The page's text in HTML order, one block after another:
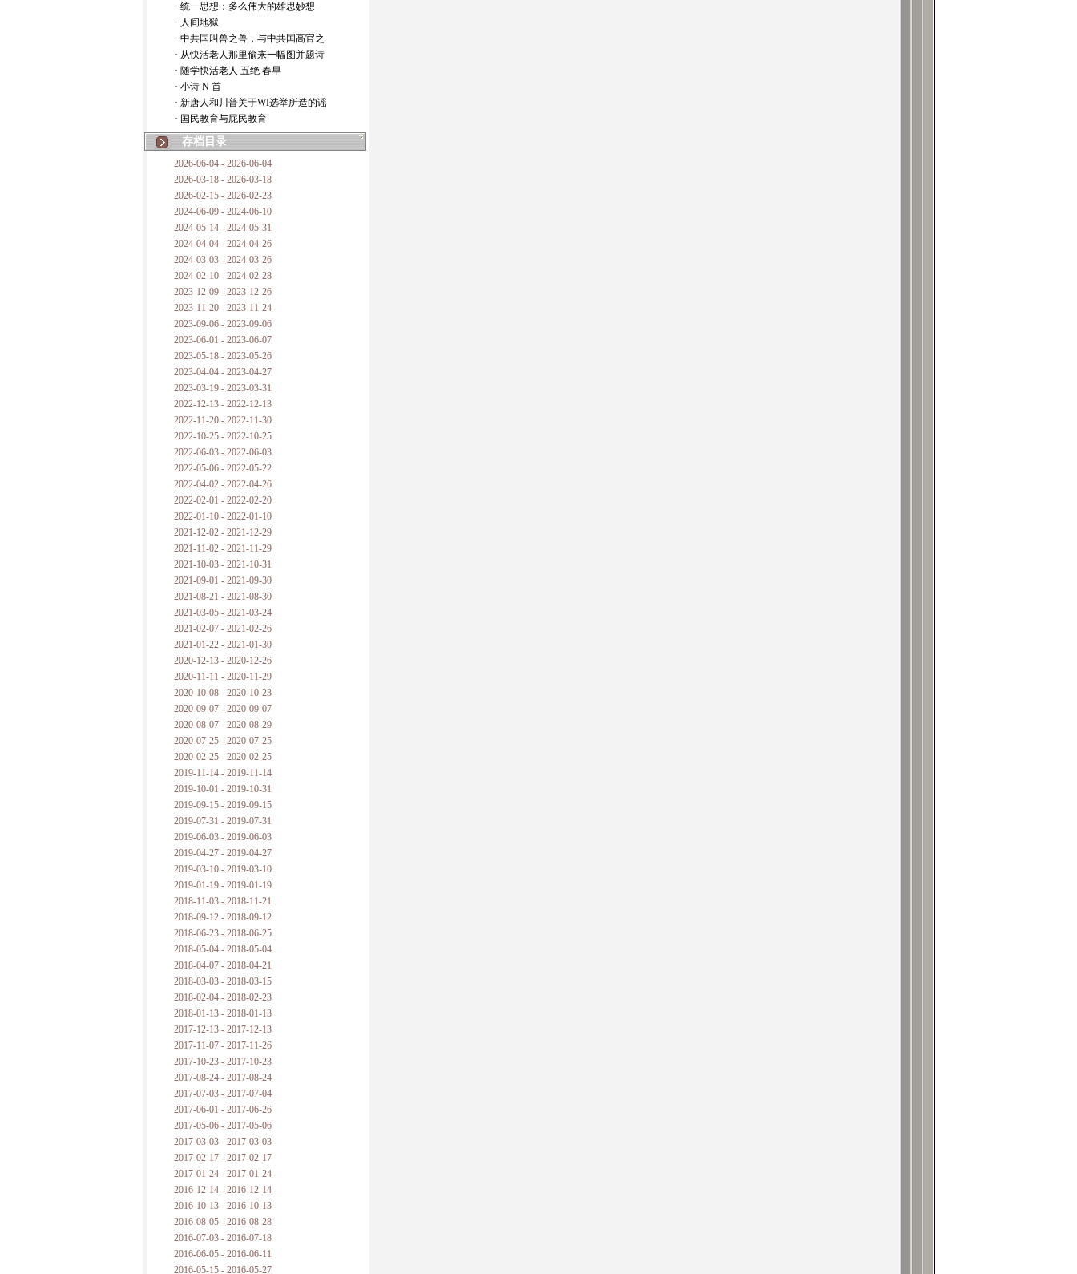
· 统一思想：多么伟大的雄思妙想
· 人间地狱
· 中共国叫兽之兽，与中共国高官之
· 从快活老人那里偷来一幅图并题诗
· 随学快活老人 五绝 春早
· 小诗 N 首
· 新唐人和川普关于WI选举所造的谣
· 国民教育与屁民教育
存档目录
2026-06-04 - 2026-06-04
2026-03-18 - 2026-03-18
2026-02-15 - 2026-02-23
2024-06-09 - 2024-06-10
2024-05-14 - 2024-05-31
2024-04-04 - 2024-04-26
2024-03-03 - 2024-03-26
2024-02-10 - 2024-02-28
2023-12-09 - 2023-12-26
2023-11-20 - 2023-11-24
2023-09-06 - 2023-09-06
2023-06-01 - 2023-06-07
2023-05-18 - 2023-05-26
2023-04-04 - 2023-04-27
2023-03-19 - 2023-03-31
2022-12-13 - 2022-12-13
2022-11-20 - 2022-11-30
2022-10-25 - 2022-10-25
2022-06-03 - 2022-06-03
2022-05-06 - 2022-05-22
2022-04-02 - 2022-04-26
2022-02-01 - 2022-02-20
2022-01-10 - 2022-01-10
2021-12-02 - 2021-12-29
2021-11-02 - 2021-11-29
2021-10-03 - 2021-10-31
2021-09-01 - 2021-09-30
2021-08-21 - 2021-08-30
2021-03-05 - 2021-03-24
2021-02-07 - 2021-02-26
2021-01-22 - 2021-01-30
2020-12-13 - 2020-12-26
2020-11-11 - 2020-11-29
2020-10-08 - 2020-10-23
2020-09-07 - 2020-09-07
2020-08-07 - 2020-08-29
2020-07-25 - 2020-07-25
2020-02-25 - 2020-02-25
2019-11-14 - 2019-11-14
2019-10-01 - 2019-10-31
2019-09-15 - 2019-09-15
2019-07-31 - 2019-07-31
2019-06-03 - 2019-06-03
2019-04-27 - 2019-04-27
2019-03-10 - 2019-03-10
2019-01-19 - 2019-01-19
2018-11-03 - 2018-11-21
2018-09-12 - 2018-09-12
2018-06-23 - 2018-06-25
2018-05-04 - 2018-05-04
2018-04-07 - 2018-04-21
2018-03-03 - 2018-03-15
2018-02-04 - 2018-02-23
2018-01-13 - 2018-01-13
2017-12-13 - 2017-12-13
2017-11-07 - 2017-11-26
2017-10-23 - 2017-10-23
2017-08-24 - 2017-08-24
2017-07-03 - 2017-07-04
2017-06-01 - 2017-06-26
2017-05-06 - 2017-05-06
2017-03-03 - 2017-03-03
2017-02-17 - 2017-02-17
2017-01-24 - 2017-01-24
2016-12-14 - 2016-12-14
2016-10-13 - 2016-10-13
2016-08-05 - 2016-08-28
2016-07-03 - 2016-07-18
2016-06-05 - 2016-06-11
2016-05-15 - 2016-05-27